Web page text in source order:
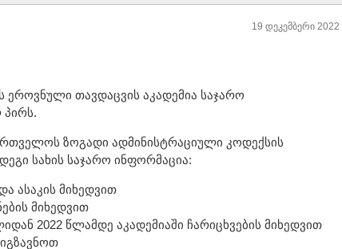
19 დეკემბერი 2022
თავდაცვის აკადემია საჯარო
პირს.
ზოგადი ადმინისტრაციული კოდექსის
სახის საჯარო ინფორმაცია:
ასაკის მიხედვით
მიხედვით
2022 წლამდე აკადემიაში ჩარიცხვების მიხედვით